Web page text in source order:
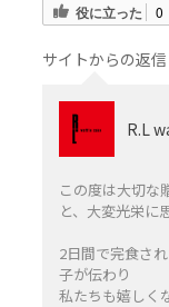
役に立った 0
サイトからの返信
R.L
この度は大切な
と、大変光栄に
2日間で完食さ
子が伝わり
私たちも嬉しく